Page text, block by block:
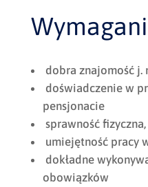
dobra znajomość j.
doświadczenie w
pensjonacie
sprawność
umiejętność pracy
dokładne
obowiązków